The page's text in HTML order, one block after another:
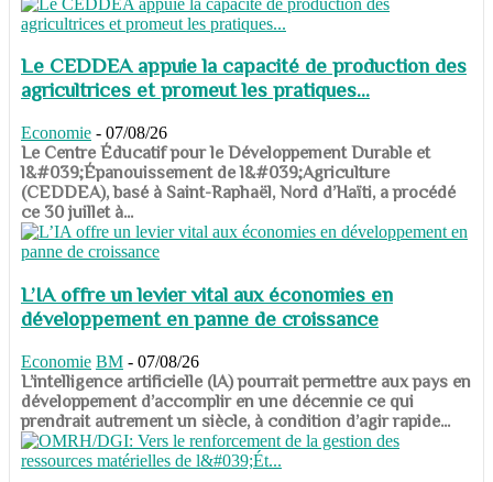
Le CEDDEA appuie la capacité de production des
agricultrices et promeut les pratiques...
Economie - 07/08/26
​​​​​​​Le Centre Éducatif pour le Développement Durable et
l&#039;Épanouissement de l&#039;Agriculture
(CEDDEA), basé à Saint-Raphaël, Nord d’Haïti, a procédé
ce 30 juillet à...
L’IA offre un levier vital aux économies en
développement en panne de croissance
Economie BM - 07/08/26
​​​​​​​L’intelligence artificielle (IA) pourrait permettre aux pays en
développement d’accomplir en une décennie ce qui
prendrait autrement un siècle, à condition d’agir rapide...